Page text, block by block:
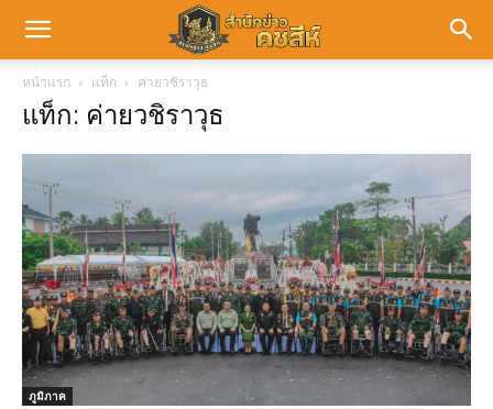
หน้าแรก แท็ก ค่ายวชิราวุธ
แท็ก: ค่ายวชิราวุธ
ภูมิภาค